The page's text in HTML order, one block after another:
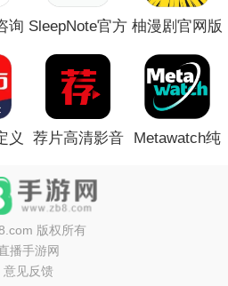
询 SleepNote官方 柚漫剧官网版
义
荐片高清影音
Metawatch纯
版权所有
播手游网
意见反馈